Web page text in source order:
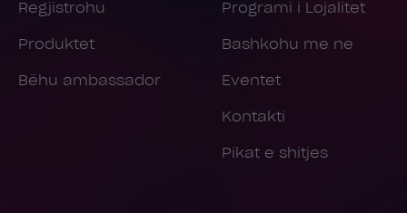
Regjistrohu
Produktet
Bëhu ambassador
Programi i Lojalitet
Bashkohu me ne
Eventet
Kontakti
Pikat e shitjes